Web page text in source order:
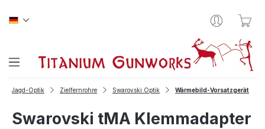
Jagd-Optik Zielfernrohre Swarovski Optik Wärmebild-Vorsatzgerät
Swarovski tMA Klemmadapter